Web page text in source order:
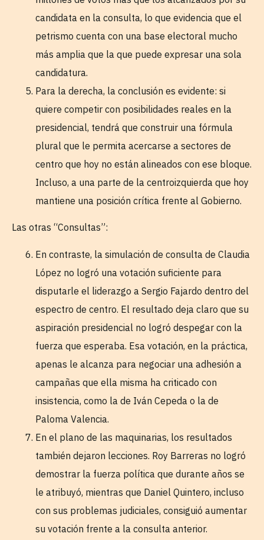
candidata en la consulta, lo que evidencia que el
petrismo cuenta con una base electoral mucho
más amplia que la que puede expresar una sola
candidatura.
Para la derecha, la conclusión es evidente: si
quiere competir con posibilidades reales en la
presidencial, tendrá que construir una fórmula
plural que le permita acercarse a sectores de
centro que hoy no están alineados con ese bloque.
Incluso, a una parte de la centroizquierda que hoy
mantiene una posición crítica frente al Gobierno.
Las otras “Consultas”:
En contraste, la simulación de consulta de Claudia
López no logró una votación suficiente para
disputarle el liderazgo a Sergio Fajardo dentro del
espectro de centro. El resultado deja claro que su
aspiración presidencial no logró despegar con la
fuerza que esperaba. Esa votación, en la práctica,
apenas le alcanza para negociar una adhesión a
campañas que ella misma ha criticado con
insistencia, como la de Iván Cepeda o la de
Paloma Valencia.
En el plano de las maquinarias, los resultados
también dejaron lecciones. Roy Barreras no logró
demostrar la fuerza política que durante años se
le atribuyó, mientras que Daniel Quintero, incluso
con sus problemas judiciales, consiguió aumentar
su votación frente a la consulta anterior.